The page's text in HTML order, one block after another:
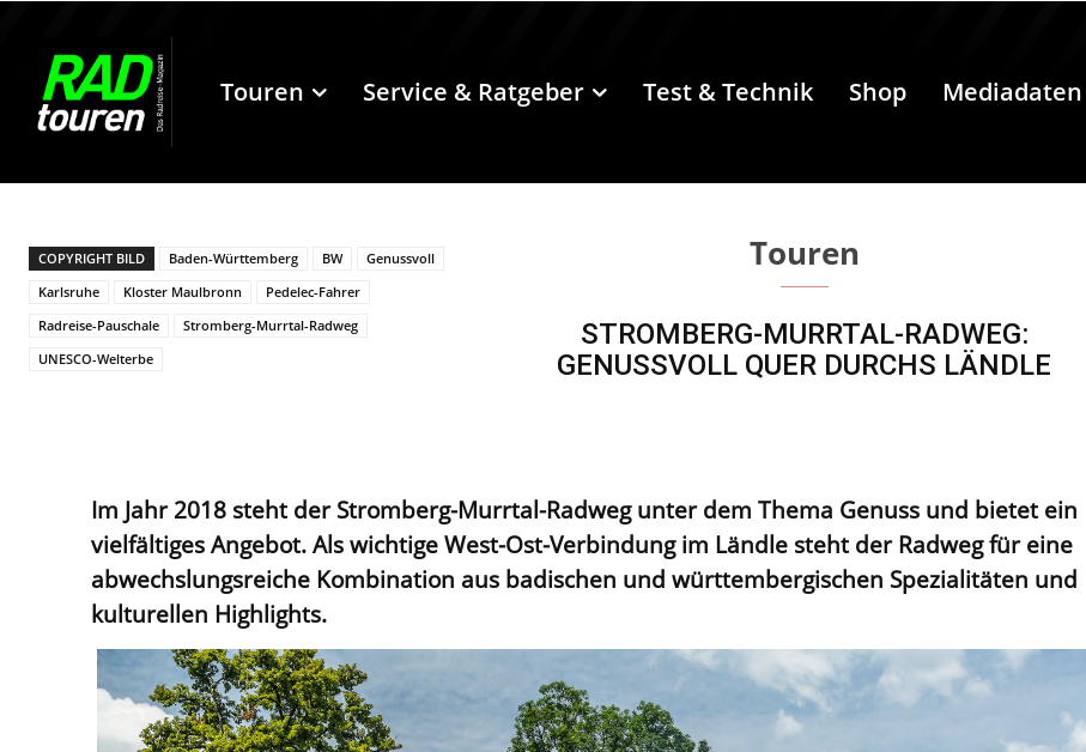
Touren Service & Ratgeber Test & Technik Shop Mediadaten
COPYRIGHT BILD Baden-Württemberg BW
Genussvoll
Karlsruhe
Kloster Maulbronn
Pedelec-Fahrer
Radreise-Pauschale
Stromberg-Murrtal-Radweg
UNESCO-Welterbe
Touren
STROMBERG-MURRTAL-RADWEG:
GENUSSVOLL QUER DURCHS LÄNDLE
Im Jahr 2018 steht der Stromberg-Murrtal-Radweg unter dem Thema Genuss und bietet ein
vielfältiges Angebot. Als wichtige West-Ost-Verbindung im Ländle steht der Radweg für eine
abwechslungsreiche Kombination aus badischen und württembergischen Spezialitäten und
kulturellen Highlights.